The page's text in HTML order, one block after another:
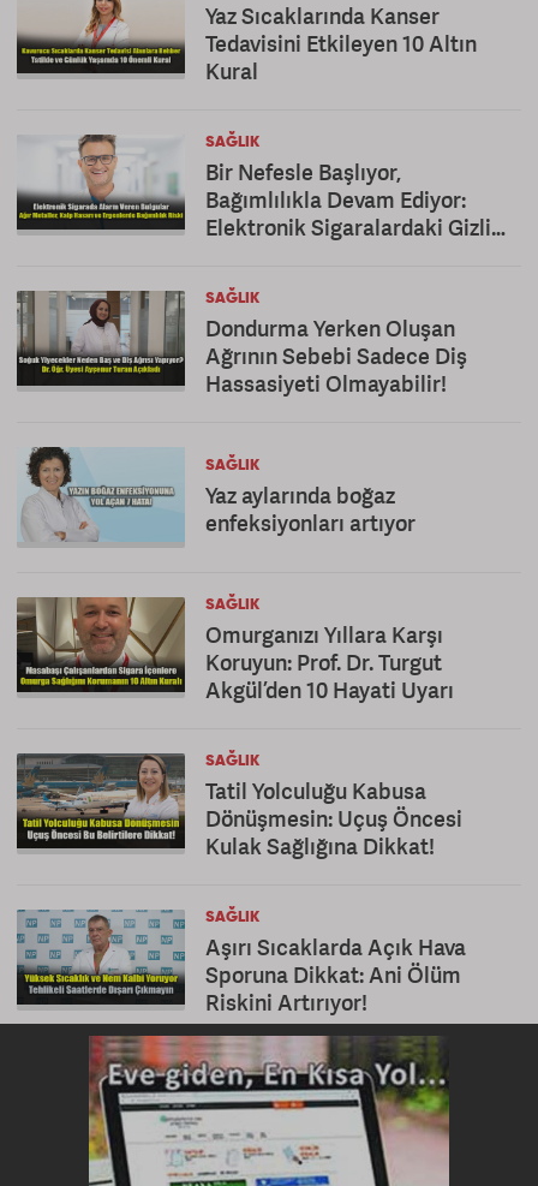
Yaz Sıcaklarında Kanser
Tedavisini Etkileyen 10 Altın
Kural
SAĞLIK
Bir Nefesle Başlıyor,
Bağımlılıkla Devam Ediyor:
Elektronik Sigaralardaki Gizli
SAĞLIK
Dondurma Yerken Oluşan
Ağrının Sebebi Sadece Diş
Hassasiyeti Olmayabilir!
SAĞLIK
Yaz aylarında boğaz
enfeksiyonları artıyor
SAĞLIK
Omurganızı Yıllara Karşı
Koruyun: Prof. Dr. Turgut
Akgül’den 10 Hayati Uyarı
SAĞLIK
Tatil Yolculuğu Kabusa
Dönüşmesin: Uçuş Öncesi
Kulak Sağlığına Dikkat!
SAĞLIK
Aşırı Sıcaklarda Açık Hava
Sporuna Dikkat: Ani Ölüm
Riskini Artırıyor!